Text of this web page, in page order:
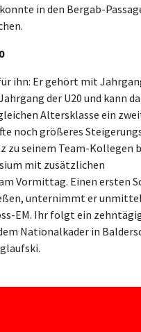
in den Bergab-
ihn: Er gehört mit
der U20 und kann
Altersklasse ein
noch größeres
zu seinem Team-Kollegen
mit zusätzlichen
Vormittag. Einen ersten
unternimmt er
EM. Ihr folgt ein
Nationalkader in